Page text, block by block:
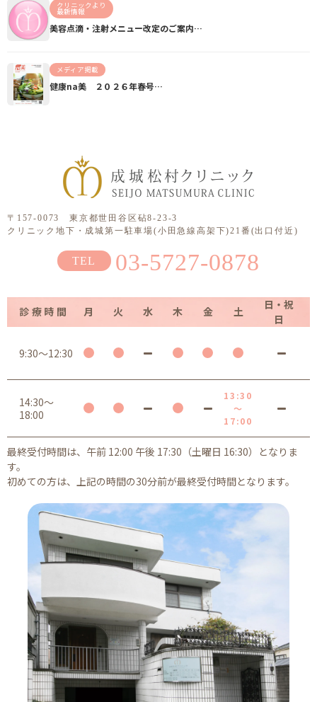
クリニックより
最新情報
美容点滴・注射メニュー改定のご案内…
メディア掲載
健康na美 ２０２６年春号…
〒157-0073 東京都世田谷区砧8-23-3
クリニック地下・成城第一駐車場(小田急線高架下)21番(出口付近)
03-5727-0878
診療時間 月 火 水 木 金 土
日・祝
日
9:30～12:30
14:30～
18:00
13:30
～
17:00
最終受付時間は、午前 12:00 午後 17:30（土曜日 16:30）となりま
す。
初めての方は、上記の時間の30分前が最終受付時間となります。